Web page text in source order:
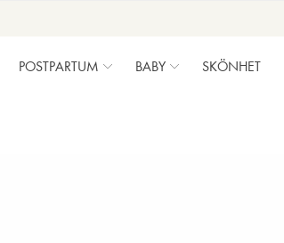
POSTPARTUM BABY SKÖNHET